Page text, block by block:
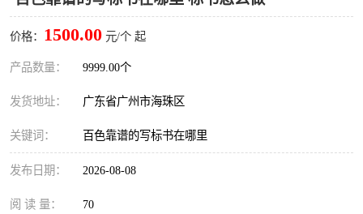
价格： 1500.00 元/个 起
产品数量： 9999.00个
发货地址： 广东省广州市海珠区
关键词： 百色靠谱的写标书在哪里
发布日期： 2026-08-08
阅 读 量： 70